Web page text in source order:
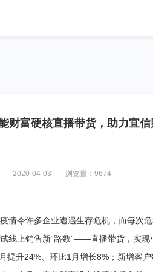
财富硬核直播带货，助力宜
2020-04-03 浏览量：9674
情令许多企业遭遇生存危机，而每次
线上销售新“路数”——直播带货，实
提升24%、环比1月增长8%；新增客